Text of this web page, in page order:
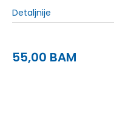
Detaljnije
55,00 BAM